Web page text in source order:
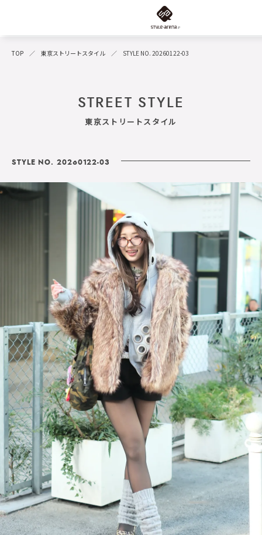
TOP 東京ストリートスタイル STYLE NO. 20260122-03
STREET STYLE
東京ストリートスタイル
STYLE NO. 20260122-03